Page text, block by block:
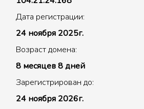
Дата регистрации:
24 ноября 2025г.
Возраст домена:
8 месяцев 8 дней
Зарегистрирован до:
24 ноября 2026г.